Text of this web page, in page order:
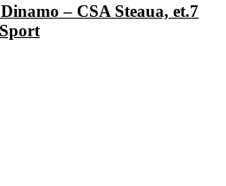
– CSA Steaua, et.7